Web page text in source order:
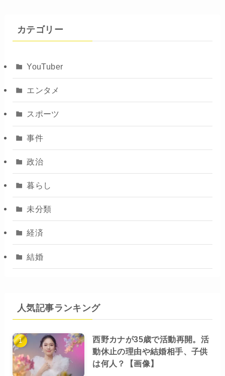
カテゴリー
YouTuber
エンタメ
スポーツ
事件
政治
暮らし
未分類
経済
結婚
人気記事ランキング
西野カナが35歳で活動再開。活
動休止の理由や結婚相手、子供
は何人？【画像】